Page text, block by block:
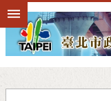
跳到主要內容區塊